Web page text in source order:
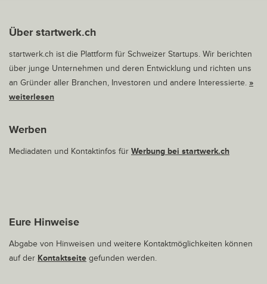
Über startwerk.ch
startwerk.ch ist die Plattform für Schweizer Startups. Wir berichten
über junge Unternehmen und deren Entwicklung und richten uns
an Gründer aller Branchen, Investoren und andere Interessierte. »
weiterlesen
Werben
Mediadaten und Kontaktinfos für Werbung bei startwerk.ch
Eure Hinweise
Abgabe von Hinweisen und weitere Kontaktmöglichkeiten können
auf der Kontaktseite gefunden werden.